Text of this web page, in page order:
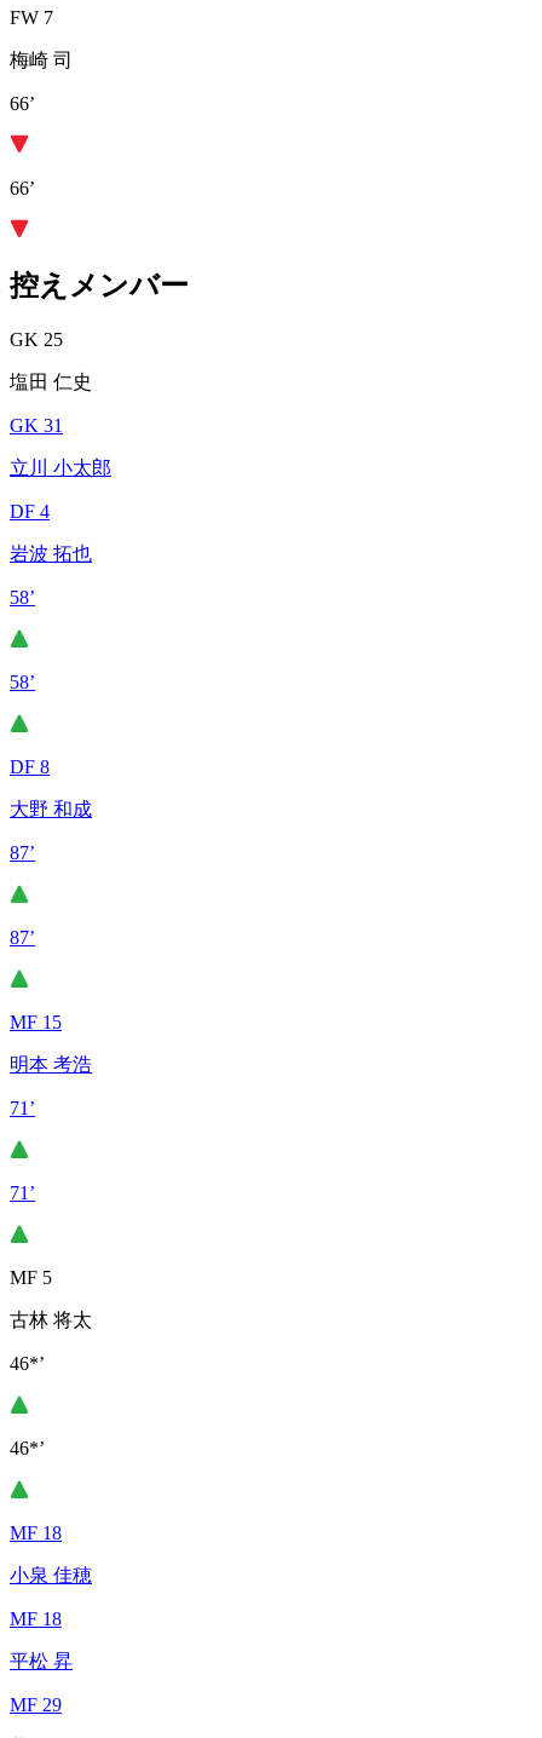
FW 7
梅崎 司
66’
66’
控えメンバー
GK 25
塩田 仁史
GK 31
立川 小太郎
DF 4
岩波 拓也
58’
58’
DF 8
大野 和成
87’
87’
MF 15
明本 考浩
71’
71’
MF 5
古林 将太
46*’
46*’
MF 18
小泉 佳穂
MF 18
平松 昇
MF 29